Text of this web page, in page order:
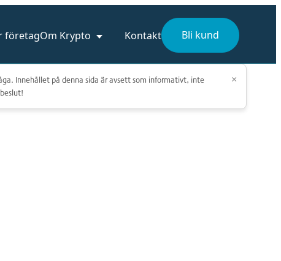
företagOm Krypto Kontakt Bli kund
Innehållet på denna sida är avsett som informativt, inte
×